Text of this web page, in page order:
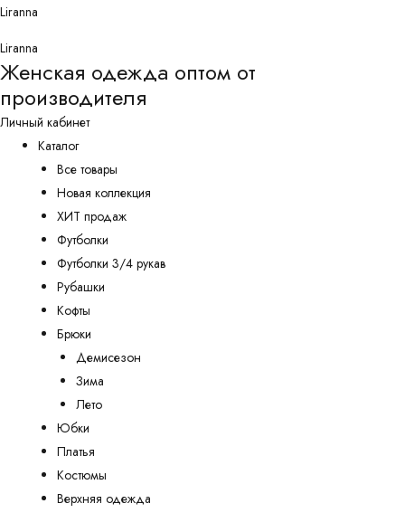
Перейти
содержимому
Liranna
Liranna
Женская одежда оптом от
производителя
Личный кабинет
Каталог
Все товары
Новая коллекция
ХИТ продаж
Футболки
Футболки 3/4 рукав
Рубашки
Кофты
Брюки
Демисезон
Зима
Лето
Юбки
Платья
Костюмы
Верхняя одежда